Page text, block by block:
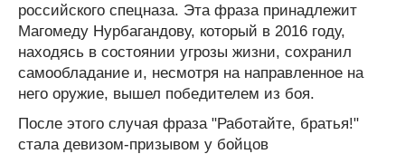
российского спецназа. Эта фраза принадлежит
Магомеду Нурбагандову, который в 2016 году,
находясь в состоянии угрозы жизни, сохранил
самообладание и, несмотря на направленное на
него оружие, вышел победителем из боя.
После этого случая фраза "Работайте, братья!"
стала девизом-призывом у бойцов